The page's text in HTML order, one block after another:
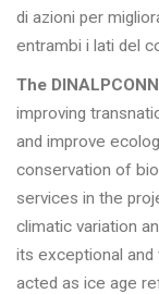
di azioni per
entrambi i lati del
The
improving
and improve
conservation of
services in the
climatic variation
its exceptional and
acted as ice age